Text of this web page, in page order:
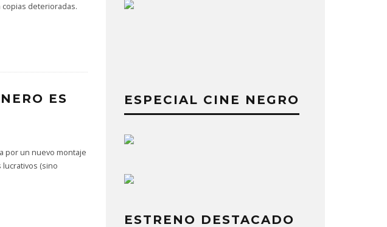
deterioradas.
ES
por un nuevo montaje
(sino
ESPECIAL CINE NEGRO
ESTRENO DESTACADO